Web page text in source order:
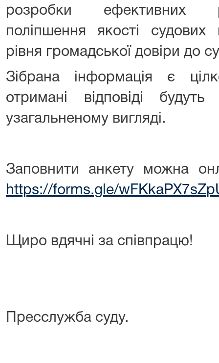
розробки ефективних
поліпшення якості
рівня громадської довіри до
Зібрана інформація є
отримані відповіді
узагальненому вигляді.
Заповнити анкету можна
https://forms.gle/
Щиро вдячні за співпрацю!
Пресслужба суду.